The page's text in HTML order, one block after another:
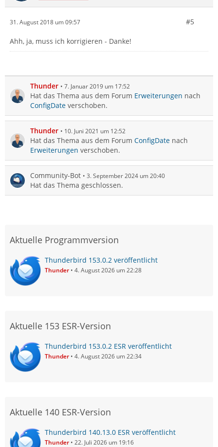
31. August 2018 um 09:57 #5
Ahh, ja, muss ich korrigieren - Danke!
Thunder 7. Januar 2019 um 17:52
Hat das Thema aus dem Forum Erweiterungen nach
ConfigDate verschoben.
Thunder 10. Juni 2021 um 12:52
Hat das Thema aus dem Forum ConfigDate nach
Erweiterungen verschoben.
Community-Bot 3. September 2024 um 20:40
Hat das Thema geschlossen.
Aktuelle Programmversion
Thunderbird 153.0.2 veröffentlicht
Thunder 4. August 2026 um 22:28
Aktuelle 153 ESR-Version
Thunderbird 153.0.2 ESR veröffentlicht
Thunder 4. August 2026 um 22:34
Aktuelle 140 ESR-Version
Thunderbird 140.13.0 ESR veröffentlicht
Thunder 22. Juli 2026 um 19:16